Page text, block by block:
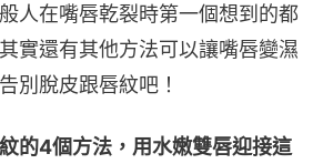
人在嘴唇乾裂時第一個想到的都
實還有其他方法可以讓嘴唇變濕
別脫皮跟唇紋吧！
的4個方法，用水嫩雙唇迎接這